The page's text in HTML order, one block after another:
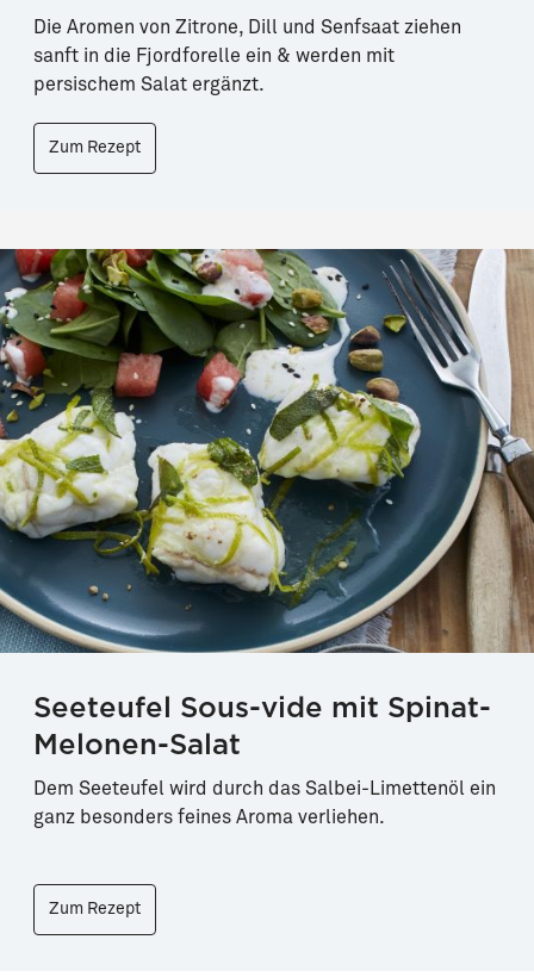
Die Aromen von Zitrone, Dill und Senfsaat ziehen
sanft in die Fjordforelle ein & werden mit
persischem Salat ergänzt.
Zum Rezept
Seeteufel Sous-vide mit Spinat-
Melonen-Salat
Dem Seeteufel wird durch das Salbei-Limettenöl ein
ganz besonders feines Aroma verliehen.
Zum Rezept